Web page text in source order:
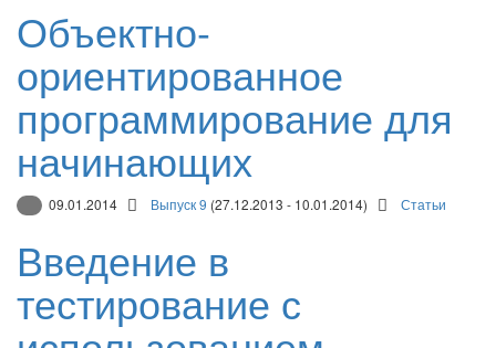
Объектно-
ориентированное
программирование для
начинающих
09.01.2014 Выпуск 9 (27.12.2013 - 10.01.2014) Статьи
Введение в
тестирование с